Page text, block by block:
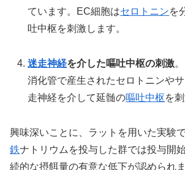
ています。EC細胞はセロトニンを
吐中枢を刺激します。
迷走神経を介した嘔吐中枢の刺激。
消化管で産生されたセロトニンや
走神経を介して延髄の嘔吐中枢を
興味深いことに、ラットを用いた実験
鉄ナトリウムを投与した群では投与開
続的な摂餌量の有意な低下が認められ